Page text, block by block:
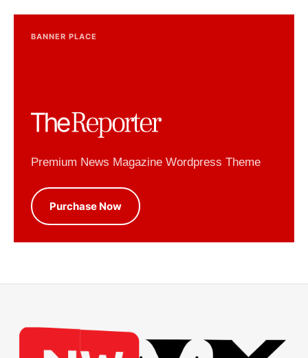
BANNER PLACE
Premium News Magazine Wordpress Theme
Purchase Now